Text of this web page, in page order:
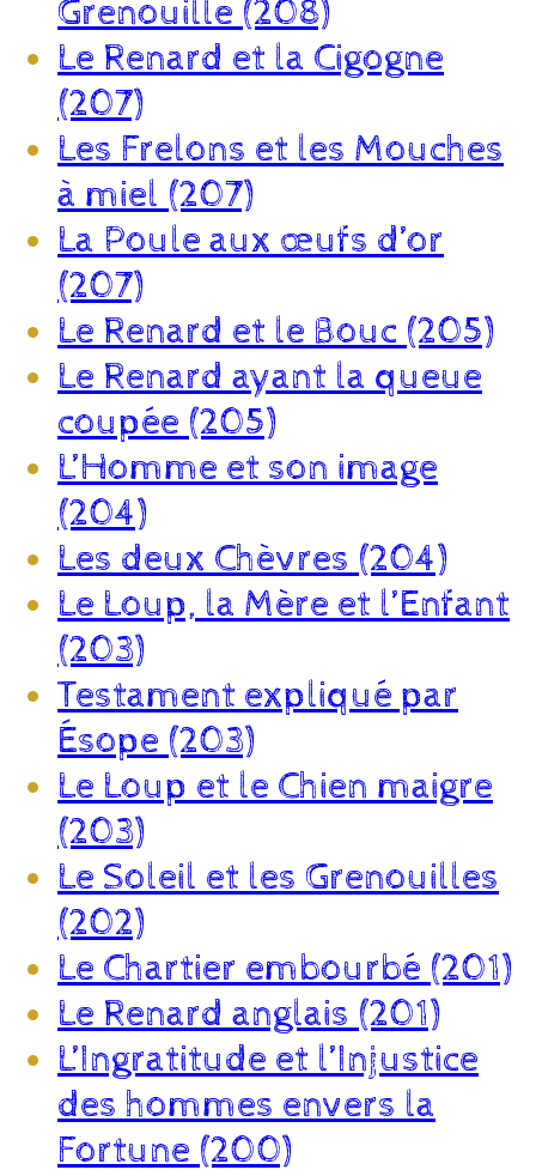
Grenouille (208)
Le Renard et la Cigogne
(207)
Les Frelons et les Mouches
à miel (207)
La Poule aux œufs d’or
(207)
Le Renard et le Bouc (205)
Le Renard ayant la queue
coupée (205)
L’Homme et son image
(204)
Les deux Chèvres (204)
Le Loup, la Mère et l’Enfant
(203)
Testament expliqué par
Ésope (203)
Le Loup et le Chien maigre
(203)
Le Soleil et les Grenouilles
(202)
Le Chartier embourbé (201)
Le Renard anglais (201)
L’Ingratitude et l’Injustice
des hommes envers la
Fortune (200)